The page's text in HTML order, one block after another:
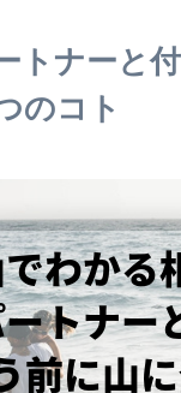
トナーと
のコト